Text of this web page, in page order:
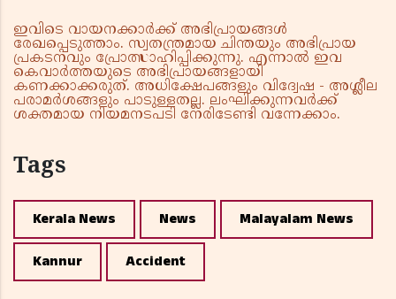
ഇവിടെ വായനക്കാർക്ക് അഭിപ്രായങ്ങൾ
രേഖപ്പെടുത്താം. സ്വതന്ത്രമായ ചിന്തയും അഭിപ്രായ
പ്രകടനവും പ്രോത്സാഹിപ്പിക്കുന്നു. എന്നാൽ ഇവ
കെവാർത്തയുടെ അഭിപ്രായങ്ങളായി
കണക്കാക്കരുത്. അധിക്ഷേപങ്ങളും വിദ്വേഷ - അശ്ലീല
പരാമർശങ്ങളും പാടുള്ളതല്ല. ലംഘിക്കുന്നവർക്ക്
ശക്തമായ നിയമനടപടി നേരിടേണ്ടി വന്നേക്കാം.
Tags
Kerala News News Malayalam News
Kannur Accident